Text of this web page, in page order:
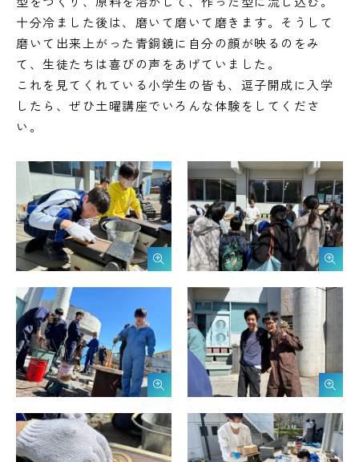
十分冷ました後は、磨いて磨いて磨きます。そうして
磨いて出来上がった青銅鏡に自分の顔が映るのをみ
て、生徒たちは喜びの声をあげていました。
これを見てくれている小学生の皆も、逗子開成に入学
したら、ぜひ土曜講座でいろんな体験をしてくださ
い。